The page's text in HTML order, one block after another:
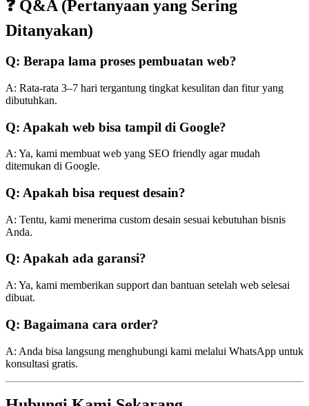
❓ Q&A (Pertanyaan yang Sering
Ditanyakan)
Q: Berapa lama proses pembuatan web?
A: Rata-rata 3–7 hari tergantung tingkat kesulitan dan fitur yang
dibutuhkan.
Q: Apakah web bisa tampil di Google?
A: Ya, kami membuat web yang SEO friendly agar mudah
ditemukan di Google.
Q: Apakah bisa request desain?
A: Tentu, kami menerima custom desain sesuai kebutuhan bisnis
Anda.
Q: Apakah ada garansi?
A: Ya, kami memberikan support dan bantuan setelah web selesai
dibuat.
Q: Bagaimana cara order?
A: Anda bisa langsung menghubungi kami melalui WhatsApp untuk
konsultasi gratis.